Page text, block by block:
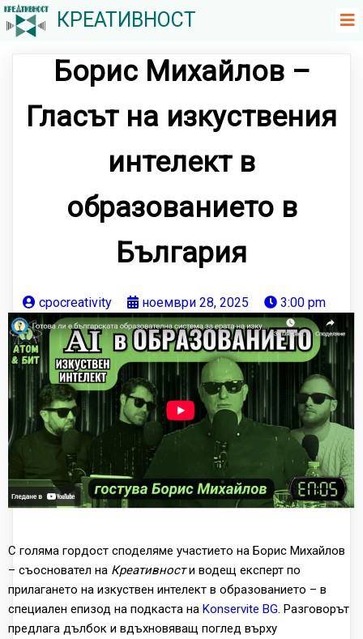
КРЕАТИВНОСТ
Борис Михайлов –
Гласът на изкуствения
интелект в
образованието в
България
cpocreativity ноември 28, 2025 3:00 pm
С голяма гордост споделяме участието на Борис Михайлов
– съосновател на Креативности водещ експерт по
прилагането на изкуствен интелект в образованието – в
специален епизод на подкаста на Konservite BG. Разговорът
предлага дълбок и вдъхновяващ поглед върху